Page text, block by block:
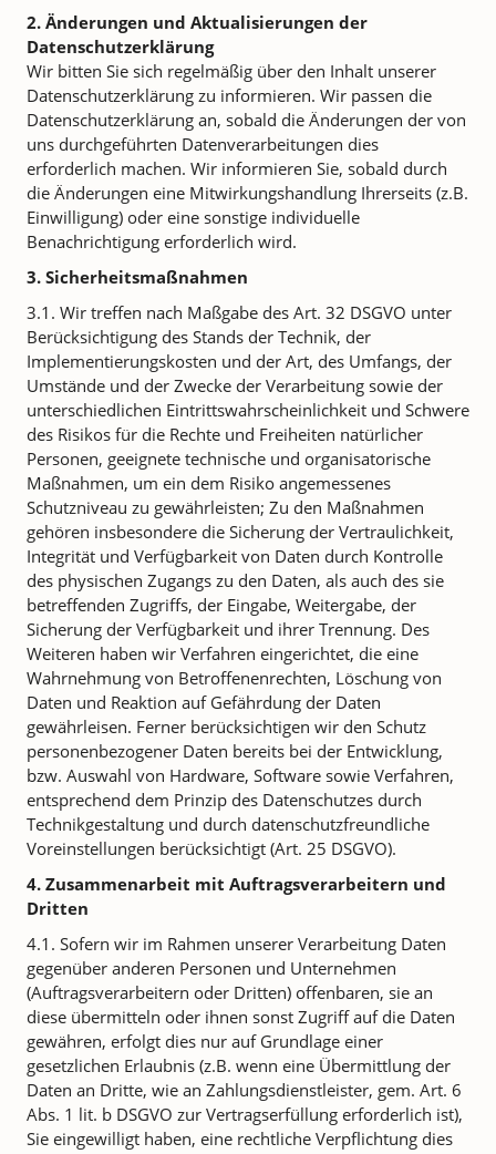
2. Änderungen und Aktualisierungen der
Datenschutzerklärung
Wir bitten Sie sich regelmäßig über den Inhalt unserer
Datenschutzerklärung zu informieren. Wir passen die
Datenschutzerklärung an, sobald die Änderungen der von
uns durchgeführten Datenverarbeitungen dies
erforderlich machen. Wir informieren Sie, sobald durch
die Änderungen eine Mitwirkungshandlung Ihrerseits (z.B.
Einwilligung) oder eine sonstige individuelle
Benachrichtigung erforderlich wird.
3. Sicherheitsmaßnahmen
3.1. Wir treffen nach Maßgabe des Art. 32 DSGVO unter
Berücksichtigung des Stands der Technik, der
Implementierungskosten und der Art, des Umfangs, der
Umstände und der Zwecke der Verarbeitung sowie der
unterschiedlichen Eintrittswahrscheinlichkeit und Schwere
des Risikos für die Rechte und Freiheiten natürlicher
Personen, geeignete technische und organisatorische
Maßnahmen, um ein dem Risiko angemessenes
Schutzniveau zu gewährleisten; Zu den Maßnahmen
gehören insbesondere die Sicherung der Vertraulichkeit,
Integrität und Verfügbarkeit von Daten durch Kontrolle
des physischen Zugangs zu den Daten, als auch des sie
betreffenden Zugriffs, der Eingabe, Weitergabe, der
Sicherung der Verfügbarkeit und ihrer Trennung. Des
Weiteren haben wir Verfahren eingerichtet, die eine
Wahrnehmung von Betroffenenrechten, Löschung von
Daten und Reaktion auf Gefährdung der Daten
gewährleisen. Ferner berücksichtigen wir den Schutz
personenbezogener Daten bereits bei der Entwicklung,
bzw. Auswahl von Hardware, Software sowie Verfahren,
entsprechend dem Prinzip des Datenschutzes durch
Technikgestaltung und durch datenschutzfreundliche
Voreinstellungen berücksichtigt (Art. 25 DSGVO).
4. Zusammenarbeit mit Auftragsverarbeitern und
Dritten
4.1. Sofern wir im Rahmen unserer Verarbeitung Daten
gegenüber anderen Personen und Unternehmen
(Auftragsverarbeitern oder Dritten) offenbaren, sie an
diese übermitteln oder ihnen sonst Zugriff auf die Daten
gewähren, erfolgt dies nur auf Grundlage einer
gesetzlichen Erlaubnis (z.B. wenn eine Übermittlung der
Daten an Dritte, wie an Zahlungsdienstleister, gem. Art. 6
Abs. 1 lit. b DSGVO zur Vertragserfüllung erforderlich ist),
Sie eingewilligt haben, eine rechtliche Verpflichtung dies